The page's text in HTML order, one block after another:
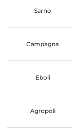
Sarno
Campagna
Eboli
Agropoli